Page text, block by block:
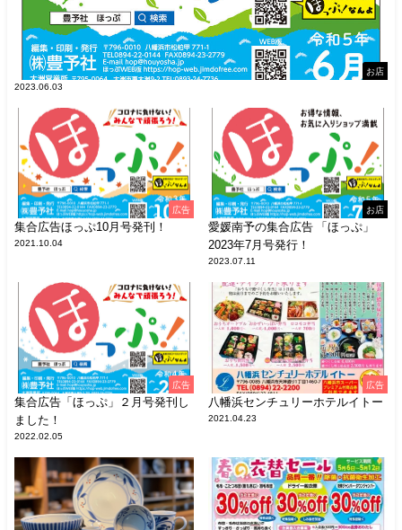
お店
2023.06.03
広告
集合広告ほっぷ10月号発刊！
2021.10.04
お店
愛媛南予の集合広告 「ほっぷ」
2023年7月号発行！
2023.07.11
広告
集合広告「ほっぷ」２月号発刊し
ました！
2022.02.05
広告
八幡浜センチュリーホテルイトー
2021.04.23